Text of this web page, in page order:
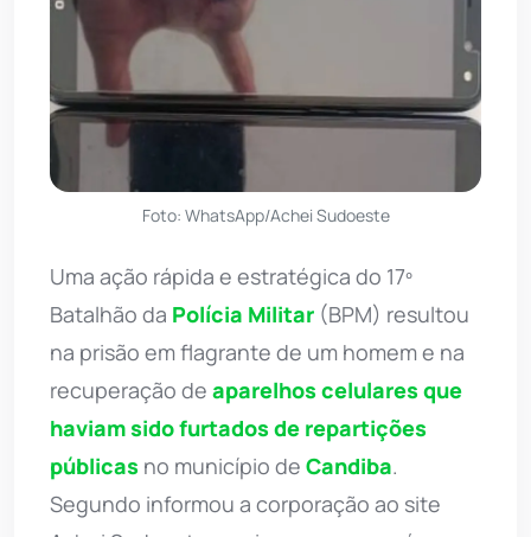
Foto: WhatsApp/Achei Sudoeste
Uma ação rápida e estratégica do 17º
Batalhão da Polícia Militar (BPM) resultou
na prisão em flagrante de um homem e na
recuperação de aparelhos celulares que
haviam sido furtados de repartições
públicas no município de Candiba.
Segundo informou a corporação ao site